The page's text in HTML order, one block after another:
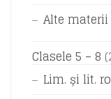
Alte materii
Clasele 5 – 8
Lim. și lit.